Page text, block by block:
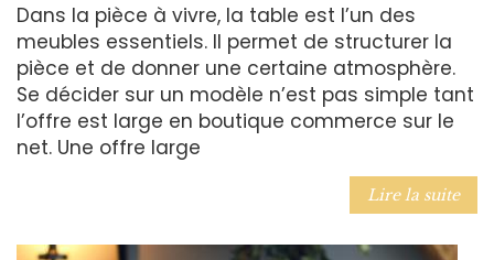
Dans la pièce à vivre, la table est l’un des
meubles essentiels. Il permet de structurer la
pièce et de donner une certaine atmosphère.
Se décider sur un modèle n’est pas simple tant
l’offre est large en boutique commerce sur le
net. Une offre large
Lire la suite